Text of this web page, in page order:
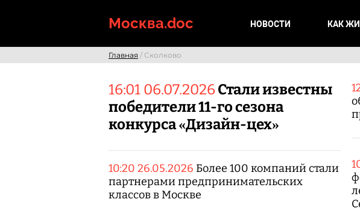
Москва.doc НОВОСТИ КАК
Главная / Сколково
16:01 06.07.2026 Стали известны
победители 11-го сезона
конкурса «Дизайн-цех»
10:20 26.05.2026 Более 100 компаний стали
партнерами предпринимательских
классов в Москве